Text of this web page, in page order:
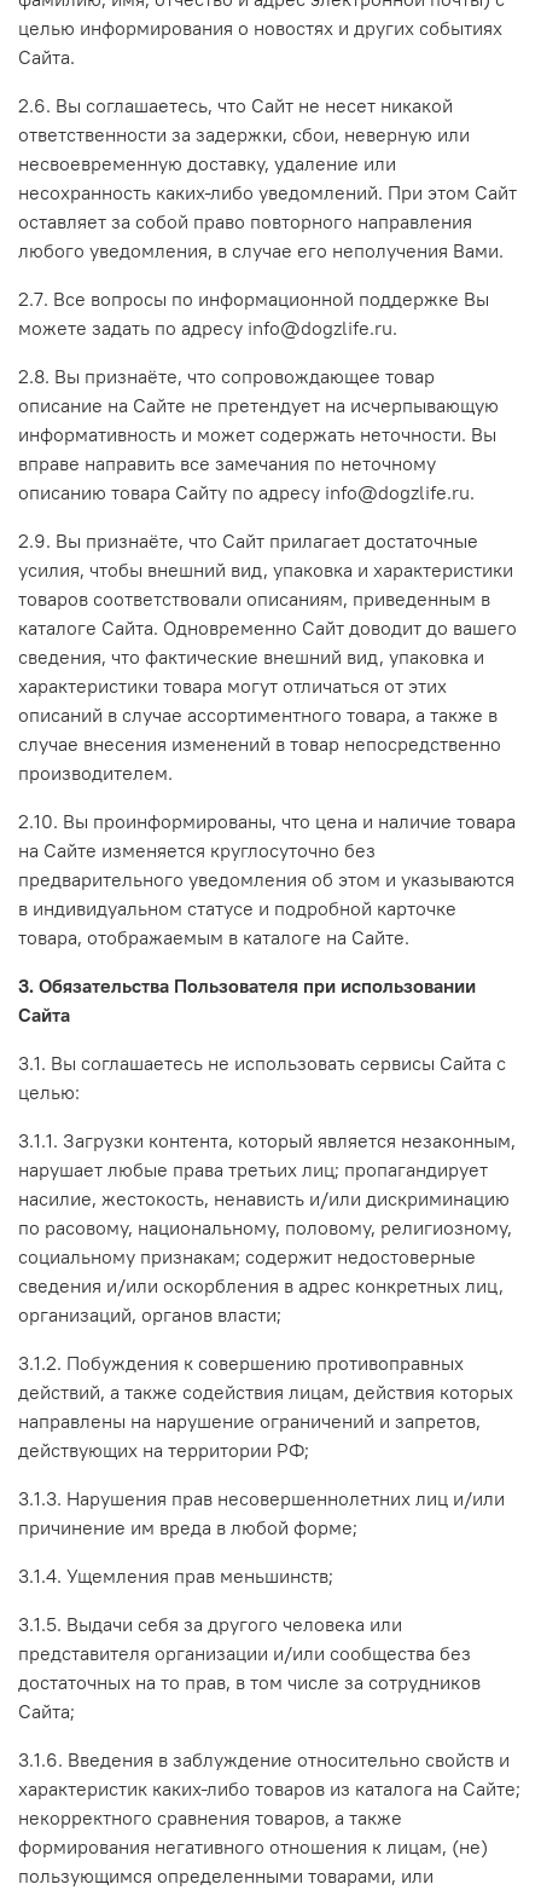
целью информирования о новостях и других событиях
Сайта.
2.6. Вы соглашаетесь, что Сайт не несет никакой
ответственности за задержки, сбои, неверную или
несвоевременную доставку, удаление или
несохранность каких-либо уведомлений. При этом Сайт
оставляет за собой право повторного направления
любого уведомления, в случае его неполучения Вами.
2.7. Все вопросы по информационной поддержке Вы
можете задать по адресу info@dogzlife.ru.
2.8. Вы признаёте, что сопровождающее товар
описание на Сайте не претендует на исчерпывающую
информативность и может содержать неточности. Вы
вправе направить все замечания по неточному
описанию товара Сайту по адресу info@dogzlife.ru.
2.9. Вы признаёте, что Сайт прилагает достаточные
усилия, чтобы внешний вид, упаковка и характеристики
товаров соответствовали описаниям, приведенным в
каталоге Сайта. Одновременно Сайт доводит до вашего
сведения, что фактические внешний вид, упаковка и
характеристики товара могут отличаться от этих
описаний в случае ассортиментного товара, а также в
случае внесения изменений в товар непосредственно
производителем.
2.10. Вы проинформированы, что цена и наличие товара
на Сайте изменяется круглосуточно без
предварительного уведомления об этом и указываются
в индивидуальном статусе и подробной карточке
товара, отображаемым в каталоге на Сайте.
3. Обязательства Пользователя при использовании
Сайта
3.1. Вы соглашаетесь не использовать сервисы Сайта с
целью:
3.1.1. Загрузки контента, который является незаконным,
нарушает любые права третьих лиц; пропагандирует
насилие, жестокость, ненависть и/или дискриминацию
по расовому, национальному, половому, религиозному,
социальному признакам; содержит недостоверные
сведения и/или оскорбления в адрес конкретных лиц,
организаций, органов власти;
3.1.2. Побуждения к совершению противоправных
действий, а также содействия лицам, действия которых
направлены на нарушение ограничений и запретов,
действующих на территории РФ;
3.1.3. Нарушения прав несовершеннолетних лиц и/или
причинение им вреда в любой форме;
3.1.4. Ущемления прав меньшинств;
3.1.5. Выдачи себя за другого человека или
представителя организации и/или сообщества без
достаточных на то прав, в том числе за сотрудников
Сайта;
3.1.6. Введения в заблуждение относительно свойств и
характеристик каких-либо товаров из каталога на Сайте;
некорректного сравнения товаров, а также
формирования негативного отношения к лицам, (не)
пользующимся определенными товарами, или